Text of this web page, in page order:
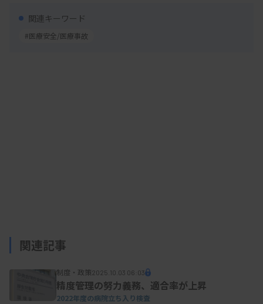
視）を形成しやすく、製剤内では不均一に偏って存
在することがある。このため細菌スクリーニングで
関連キーワード
#医療安全/医療事故
関連記事
制度・政策2025.10.03 06:03
精度管理の努力義務、適合率が上昇
2022年度の病院立ち入り検査